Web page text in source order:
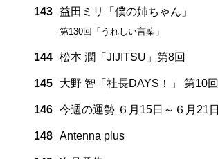
143 益田ミリ「僕の姉ちゃん」
第130回「うれしい言葉」
144 松本 潤「JIJITSU」第8回
145 大野 智「社長DAYS！」 第10回
146 今週の運勢 ６月15日～６月21日
148 Antenna plus